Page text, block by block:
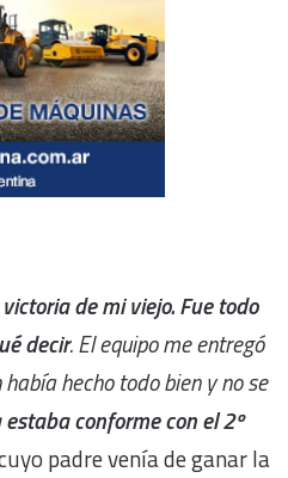
de mi viejo. Fue todo
decir. El equipo me entregó
hecho todo bien y no se
estaba conforme con el 2º
padre venía de ganar la